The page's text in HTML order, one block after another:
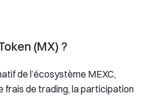
(MX) ?
de l’écosystème MEXC,
frais de trading, la participation